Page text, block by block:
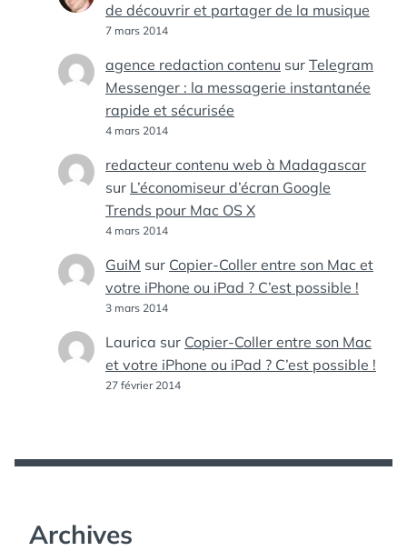
de découvrir et partager de la musique
7 mars 2014
agence redaction contenu sur Telegram
Messenger : la messagerie instantanée
rapide et sécurisée
4 mars 2014
redacteur contenu web à Madagascar
sur L’économiseur d’écran Google
Trends pour Mac OS X
4 mars 2014
GuiM sur Copier-Coller entre son Mac et
votre iPhone ou iPad ? C’est possible !
3 mars 2014
Laurica sur Copier-Coller entre son Mac
et votre iPhone ou iPad ? C’est possible !
27 février 2014
Archives